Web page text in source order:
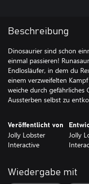
Beschreibung
Dinosaurier sind schon
einmal passieren!
Endlosläufer, in dem du
einem verzweifelten
weiche durch gefährliches
Aussterben selbst zu
Veröffentlicht von
Jolly Lobster
Interactive
Jolly
Wiedergabe mit